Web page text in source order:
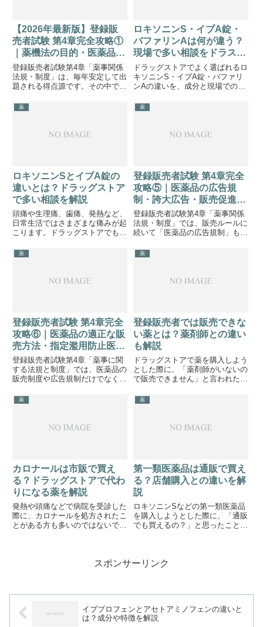
【2026年最新版】登録販
売者試験 第4章完全攻略①
｜薬機法の目的・医薬品の
分類・リスク区分を徹底解
説
登録販売者試験第4章「薬事関係
法規・制度」は、毎年安定して出
題される得点源です。その中で
分類」「リスク区分」は毎年のよ
品・指定第二類医薬品の違いは、
ロキソニンS・イブA錠・
バファリンAは何が違う？
現場で多い相談をドラスト
店長が解説
ドラッグストアでよく選ばれるロ
キソニンS・イブA錠・バファリ
ンAの違いを、成分と現場での選
方が分かりやすく理解できます。
薬
ロキソニンSとイブA錠の
違いとは？ドラッグストア
で多い相談を解説
頭痛や生理痛、歯痛、発熱など、
日常生活ではさまざまな痛みが起
こります。ドラッグストアでも痛
く、「ロキソニンとイブは何が違
でいるけどロキソニンの方がい
薬
登録販売者試験 第4章完全
攻略⑤｜医薬品の広告規
制・誇大広告・販売促進を
徹底解説
登録販売者試験第4章「薬事関係
法規・制度」では、販売ルールに
続いて「医薬品の広告規制」も重
の健康に直接関わるため、一般の
ん。特に押さえておきたいのが、
薬
登録販売者試験 第4章完全
攻略⑥｜医薬品の適正な販
売方法・指定濫用防止医薬
品・監視指導を徹底解説
登録販売者試験第4章「薬事に関
する法規と制度」では、医薬品の
販売制度や広告規制だけでなく、
ルール」も重要な学習テーマで
「指定濫用防止医薬品の販売ルー
薬
登録販売者では販売できな
い薬とは？薬剤師との違い
も解説
ドラッグストアで薬を購入しよう
とした際に、「薬剤師がいないの
で販売できません」と言われたこ
並んでいる市販薬でも、登録販売
売者が販売できる薬と販売でき
薬
カロナールは市販で買え
る？ドラッグストアで代わ
りになる薬を解説
発熱や頭痛などで病院を受診した
際に、カロナールを処方されたこ
とがある方も多いのではないでし
る？」と考える方も少なくありま
薬
第一類医薬品は通販で買え
る？店舗購入との違いを解
説
ロキソニンSなどの第一類医薬品
を購入しようとした際に、「通販
でも買えるの？」と思ったことは
は？」と考える方もいらっしゃる
スポンサーリンク
イブプロフェンとアセトアミノフェンの違いと
は？成分や特徴を解説